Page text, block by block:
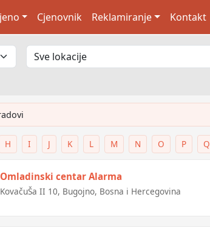
Cjenovnik Reklamiranje Kontakt
H I J K L M N O P Q
Omladinski centar Alarma
KovačuŠa II 10, Bugojno, Bosna i Hercegovina